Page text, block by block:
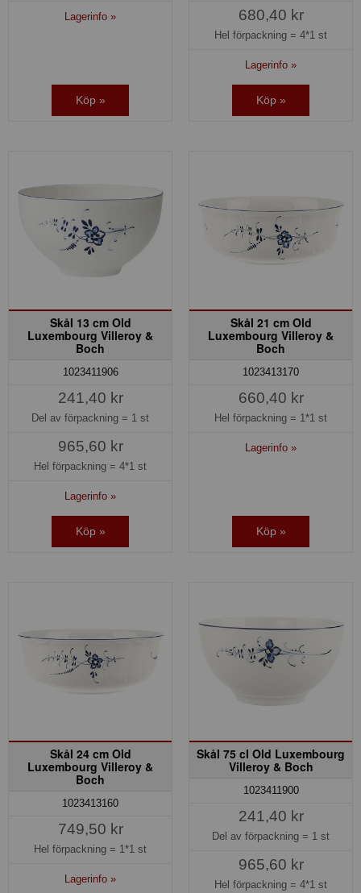
Lagerinfo »
Köp »
680,40 kr
Hel förpackning = 4*1 st
Lagerinfo »
Köp »
Skål 13 cm Old
Luxembourg Villeroy &
Boch
1023411906
241,40 kr
Del av förpackning = 1 st
965,60 kr
Hel förpackning = 4*1 st
Lagerinfo »
Köp »
Skål 21 cm Old
Luxembourg Villeroy &
Boch
1023413170
660,40 kr
Hel förpackning = 1*1 st
Lagerinfo »
Köp »
Skål 24 cm Old
Luxembourg Villeroy &
Boch
1023413160
749,50 kr
Hel förpackning = 1*1 st
Lagerinfo »
Skål 75 cl Old Luxembourg
Villeroy & Boch
1023411900
241,40 kr
Del av förpackning = 1 st
965,60 kr
Hel förpackning = 4*1 st